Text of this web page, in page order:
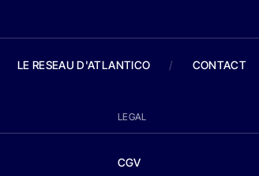
LE RESEAU D'ATLANTICO / CONTACT
LEGAL
CGV